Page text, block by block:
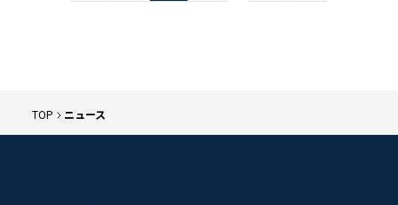
TOP ニュース